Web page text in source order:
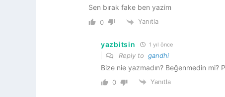
Sen bırak fake ben yazim
0 Yanıtla
yazbitsin 1 yıl önce
Reply to gandhi
Bize nie yazmadın? Beğenmedin mi?
0 Yanıtla